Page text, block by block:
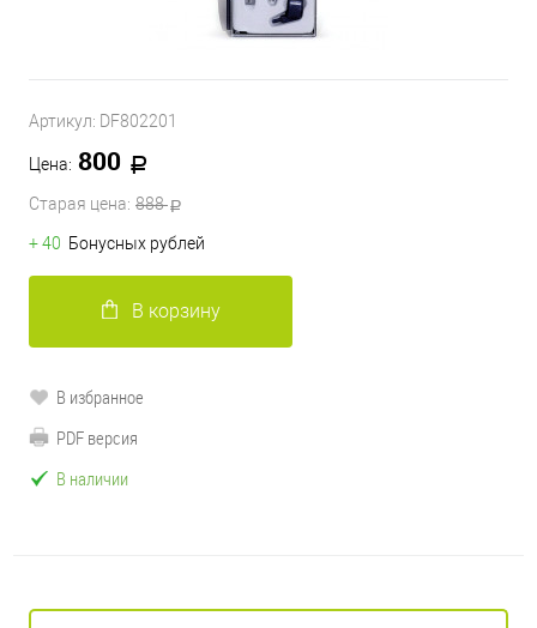
Артикул: DF802201
Цена: 800
Старая цена: 888
+ 40 Бонусных рублей
В корзину
В избранное
PDF версия
В наличии